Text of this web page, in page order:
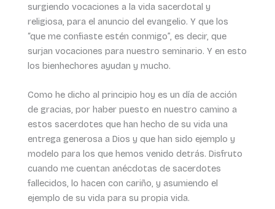
surgiendo vocaciones a la vida sacerdotal y
religiosa, para el anuncio del evangelio. Y que los
“que me confiaste estén conmigo”, es decir, que
surjan vocaciones para nuestro seminario. Y en esto
los bienhechores ayudan y mucho.
Como he dicho al principio hoy es un día de acción
de gracias, por haber puesto en nuestro camino a
estos sacerdotes que han hecho de su vida una
entrega generosa a Dios y que han sido ejemplo y
modelo para los que hemos venido detrás. Disfruto
cuando me cuentan anécdotas de sacerdotes
fallecidos, lo hacen con cariño, y asumiendo el
ejemplo de su vida para su propia vida.